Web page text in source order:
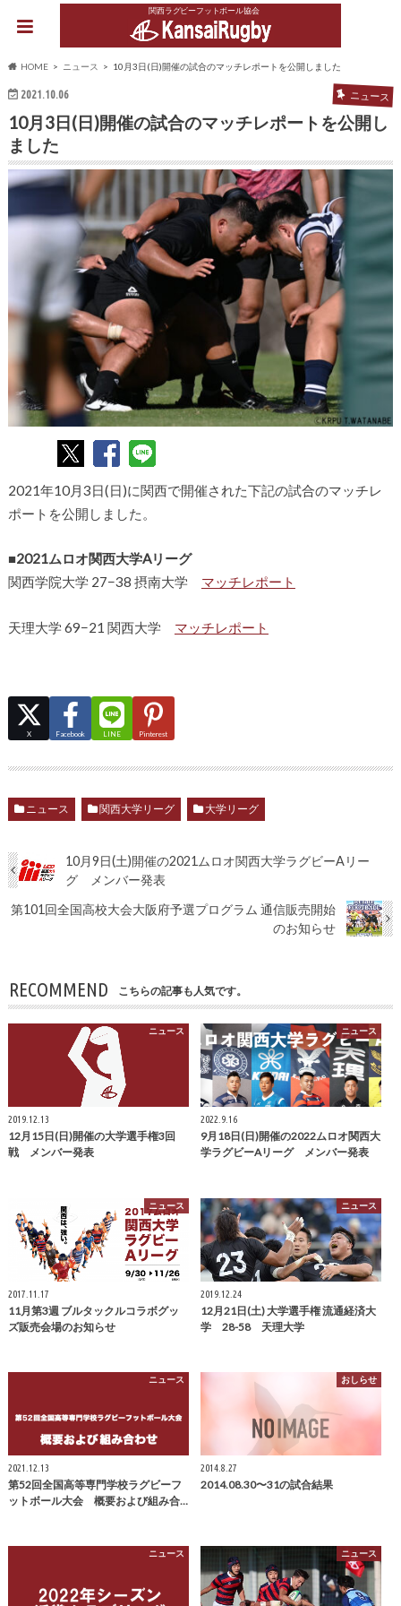
関西ラグビーフットボール協会
HOME ニュース 10月3日(日)開催の試合のマッチレポートを公開しました
2021.10.06 ニュース
10月3日(日)開催の試合のマッチレポートを公開し
ました
2021年10月3日(日)に関西で開催された下記の試合のマッチレ
ポートを公開しました。
■2021ムロオ関西大学Aリーグ
関西学院大学 27−38 摂南大学 マッチレポート
天理大学 69−21 関西大学 マッチレポート
X Facebook LINE Pinterest
ニュース 関西大学リーグ 大学リーグ
10月9日(土)開催の2021ムロオ関西大学ラグビーAリー
グ メンバー発表
第101回全国高校大会大阪府予選プログラム 通信販売開始
のお知らせ
RECOMMEND こちらの記事も人気です。
ニュース
2019.12.13
12月15日(日)開催の大学選手権3回
戦 メンバー発表
ニュース
2022.9.16
9月18日(日)開催の2022ムロオ関西大
学ラグビーAリーグ メンバー発表
ニュース
2017.11.17
11月第3週 ブルタックルコラボグッ
ズ販売会場のお知らせ
ニュース
2019.12.24
12月21日(土) 大学選手権 流通経済大
学 28-58 天理大学
ニュース
2021.12.13
第52回全国高等専門学校ラグビーフ
ットボール大会 概要および組み合…
おしらせ
2014.8.27
2014.08.30〜31の試合結果
ニュース ニュース